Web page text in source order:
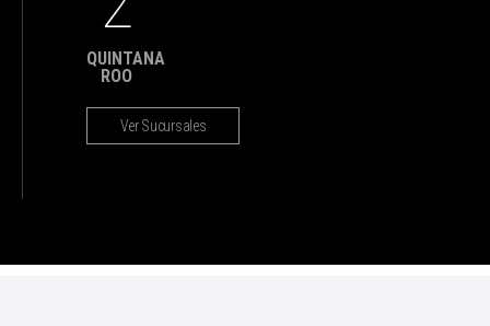
QUINTANA
ROO
Ver Sucursales